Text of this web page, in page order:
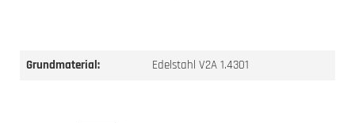
Grundmaterial: Edelstahl V2A 1.4301